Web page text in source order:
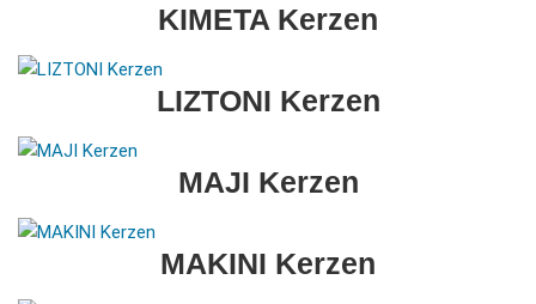
KIMETA Kerzen
LIZTONI Kerzen
MAJI Kerzen
MAKINI Kerzen